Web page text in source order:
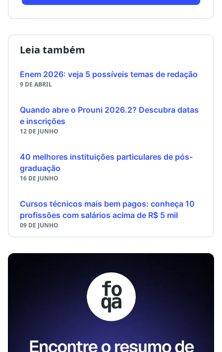
Leia também
Enem 2026: veja 5 possíveis temas de redação
9 DE ABRIL
Quando abre o Prouni 2026.2? Descubra datas
e inscrições
12 DE JUNHO
40 melhores instituições particulares de pós-
graduação
16 DE JUNHO
Cursos técnicos mais bem pagos: conheça 10
profissões com salários acima de R$ 5 mil
09 DE JUNHO